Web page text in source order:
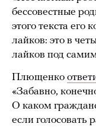
бессовестные
этого текста его
лайков: это в
лайков под
Плющенко
«Забавно,
О каком
если голосовать